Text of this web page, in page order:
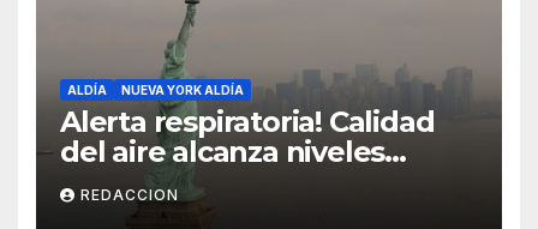
ALDÍA NUEVA YORK ALDÍA
Alerta respiratoria! Calidad
del aire alcanza niveles
peligrosos en NYC
REDACCION